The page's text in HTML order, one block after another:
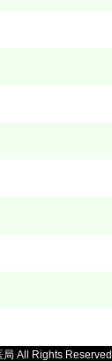
All Rights Reserved